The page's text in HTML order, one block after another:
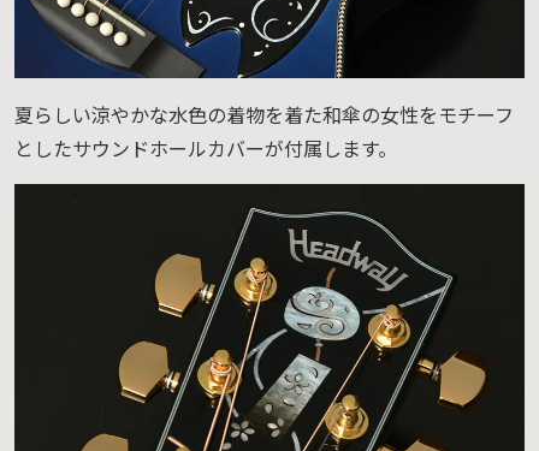
夏らしい涼やかな水色の着物を着た和傘の女性をモチーフ
としたサウンドホールカバーが付属します。